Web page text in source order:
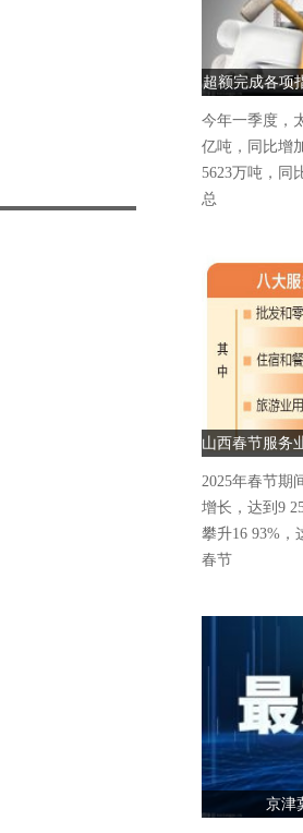
超额完成各项
今年一季度，
亿吨，同比增
5623万吨，同
总
山西春节服务
2025年春节期
增长，达到9
攀升16 93%，
春节
京津